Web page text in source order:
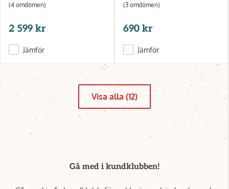
(4 omdömen)
2 599 kr
Jämför
(3 omdömen)
690 kr
Jämför
Visa alla (12)
Gå med i kundklubben!